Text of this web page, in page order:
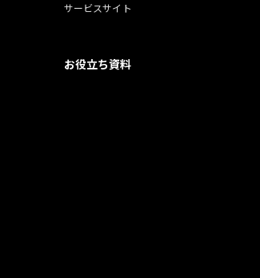
サービスサイト
お役立ち資料